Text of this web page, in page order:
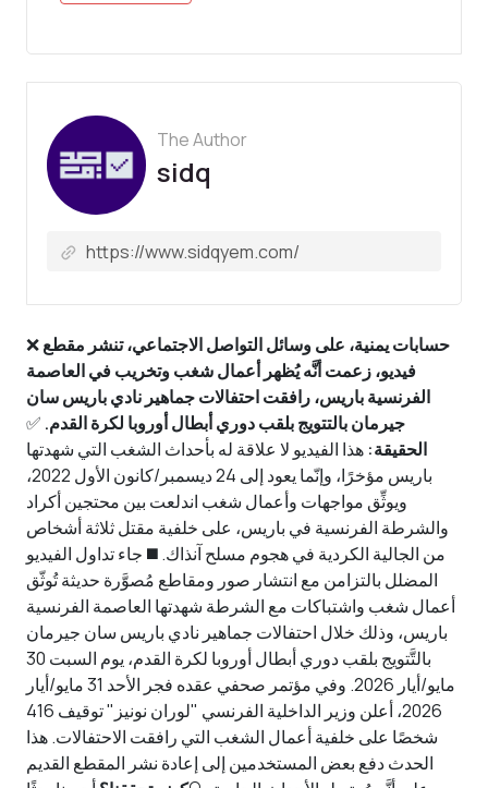
The Author
sidq
❌حسابات يمنية، على وسائل التواصل الاجتماعي، تنشر مقطع
فيديو، زعمت أنَّه يُظهر أعمال شغب وتخريب في العاصمة
الفرنسية باريس، رافقت احتفالات جماهير نادي باريس سان
جيرمان بالتتويج بلقب دوري أبطال أوروبا لكرة القدم. ✅
الحقيقة: هذا الفيديو لا علاقة له بأحداث الشغب التي شهدتها
باريس مؤخرًا، وإنّما يعود إلى 24 ديسمبر/كانون الأول 2022،
ويوثِّق مواجهات وأعمال شغب اندلعت بين محتجين أكراد
والشرطة الفرنسية في باريس، على خلفية مقتل ثلاثة أشخاص
من الجالية الكردية في هجوم مسلح آنذاك. ◼️ جاء تداول الفيديو
المضلل بالتزامن مع انتشار صور ومقاطع مُصوَّرة حديثة تُوثّق
أعمال شغب واشتباكات مع الشرطة شهدتها العاصمة الفرنسية
باريس، وذلك خلال احتفالات جماهير نادي باريس سان جيرمان
بالتَّتويج بلقب دوري أبطال أوروبا لكرة القدم، يوم السبت 30
مايو/أيار 2026. وفي مؤتمر صحفي عقده فجر الأحد 31 مايو/أيار
2026، أعلن وزير الداخلية الفرنسي "لوران نونيز" توقيف 416
شخصًا على خلفية أعمال الشغب التي رافقت الاحتفالات. هذا
الحدث دفع بعض المستخدمين إلى إعادة نشر المقطع القديم